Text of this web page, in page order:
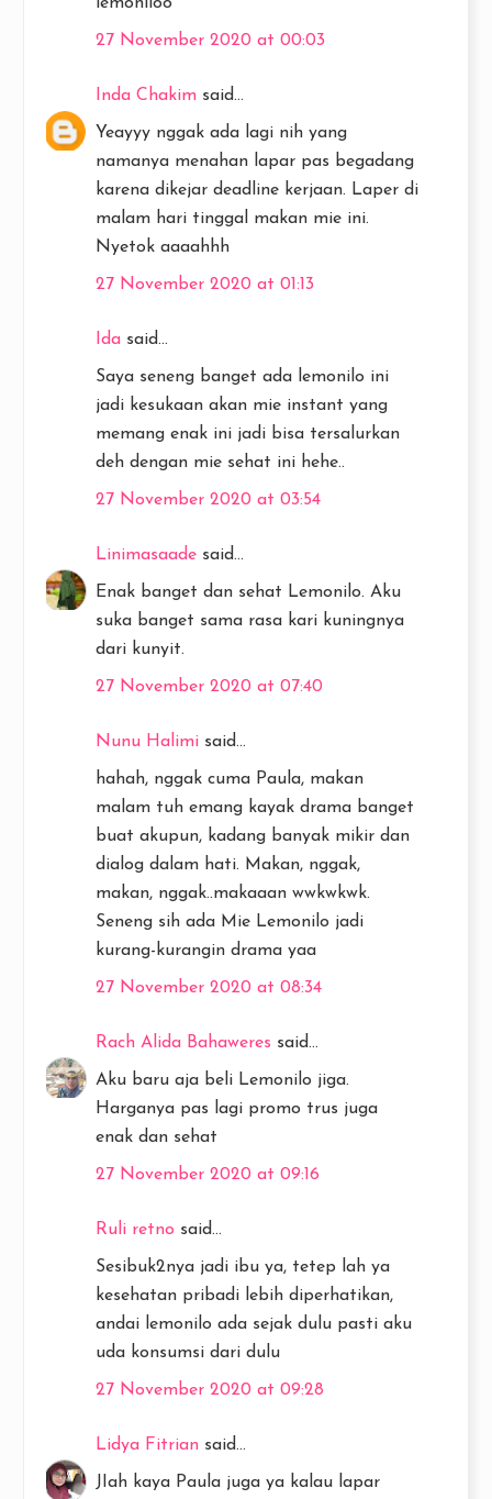
27 November 2020 at 00:03
Inda Chakim said...
Yeayyy nggak ada lagi nih yang
namanya menahan lapar pas begadang
karena dikejar deadline kerjaan. Laper di
malam hari tinggal makan mie ini.
Nyetok aaaahhh
27 November 2020 at 01:13
Ida said...
Saya seneng banget ada lemonilo ini
jadi kesukaan akan mie instant yang
memang enak ini jadi bisa tersalurkan
deh dengan mie sehat ini hehe..
27 November 2020 at 03:54
Linimasaade said...
Enak banget dan sehat Lemonilo. Aku
suka banget sama rasa kari kuningnya
dari kunyit.
27 November 2020 at 07:40
Nunu Halimi said...
hahah, nggak cuma Paula, makan
malam tuh emang kayak drama banget
buat akupun, kadang banyak mikir dan
dialog dalam hati. Makan, nggak,
makan, nggak..makaaan wwkwkwk.
Seneng sih ada Mie Lemonilo jadi
kurang-kurangin drama yaa
27 November 2020 at 08:34
Rach Alida Bahaweres said...
Aku baru aja beli Lemonilo jiga.
Harganya pas lagi promo trus juga
enak dan sehat
27 November 2020 at 09:16
Ruli retno said...
Sesibuk2nya jadi ibu ya, tetep lah ya
kesehatan pribadi lebih diperhatikan,
andai lemonilo ada sejak dulu pasti aku
uda konsumsi dari dulu
27 November 2020 at 09:28
Lidya Fitrian said...
JIah kaya Paula juga ya kalau lapar